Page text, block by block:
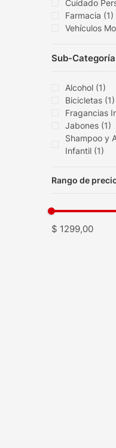
Cuidado
Farmacia (1)
Vehículos
Sub-Categoría
Alcohol (1)
Bicicletas (1)
Fragancias
Jabones (1)
Shampoo y
Infantil (1)
$ 1299,00